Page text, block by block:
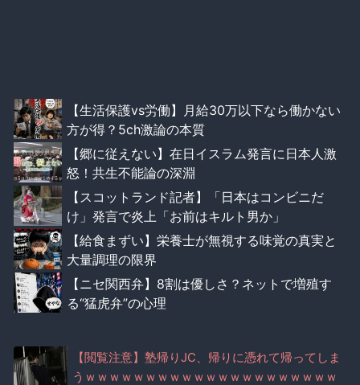
【生活保護vs労働】月給30万以下なら働かない
方が得？5ch激論の本質
【郷に従えない】在日イスラム発言に日本人激
怒！共生不能論の深淵
【スコットランド記者】「日本はコンビニだ
け」発言で炎上「お前はキルト男か」
【給食まずい】栄養士が無視する味覚の真実と
大量調理の限界
【ニセ関西弁】8割は優しさ？ネットで増殖す
る“猛虎弁”の心理
【閲覧注意】塾帰りJC、帰りに憑れて帰ってしま
うｗｗｗｗｗｗｗｗｗｗｗｗｗｗｗｗｗｗｗｗｗ